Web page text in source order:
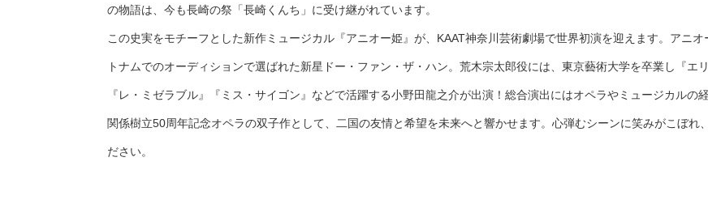
の物語は、今も長崎の祭「長崎くんち」に受け継がれています。
この史実をモチーフとした新作ミュージカル『アニオー姫』が、KAAT神奈川芸術劇場で世界初演を迎えます。アニ
トナムでのオーディションで選ばれた新星ドー・ファン・ザ・ハン。荒木宗太郎役には、東京藝術大学を卒業し『エ
『レ・ミゼラブル』『ミス・サイゴン』などで活躍する小野田龍之介が出演！総合演出にはオペラやミュージカル
関係樹立50周年記念オペラの双子作として、二国の友情と希望を未来へと響かせます。心弾むシーンに笑みがこぼ
ださい。